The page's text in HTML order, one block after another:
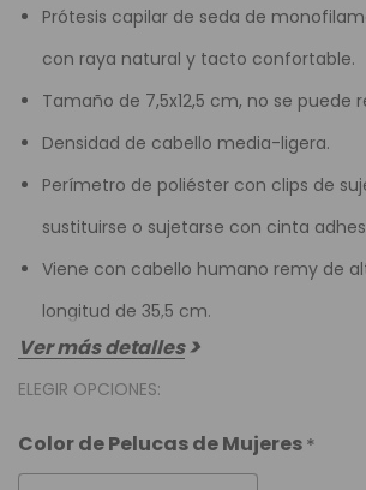
Prótesis capilar de seda de
con raya natural y tacto confortable.
Tamaño de 7,5x12,5 cm, no se puede
Densidad de cabello media-ligera.
Perímetro de poliéster con clips de
sustituirse o sujetarse con cinta
Viene con cabello humano remy de
longitud de 35,5 cm.
Ver más detalles
ELEGIR OPCIONES:
Color de Pelucas de Mujeres*